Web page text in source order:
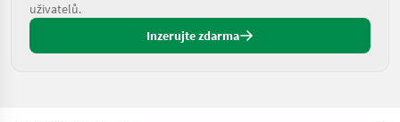
uživatelů.
Inzerujte zdarma